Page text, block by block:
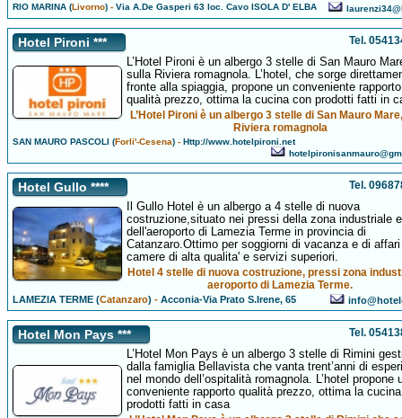
RIO MARINA (Livorno) -Via A.De Gasperi 63 loc. Cavo ISOLA D' ELBA
Hotel Pironi *** Tel.
L’Hotel Pironi è un albergo 3 stelle di San Mauro
sulla Riviera romagnola. L’hotel, che sorge
fronte alla spiaggia, propone un conveniente rapporto
qualità prezzo, ottima la cucina con prodotti fatti in
L’Hotel Pironi è un albergo 3 stelle di San Mauro
Riviera romagnola
SAN MAURO PASCOLI (Forli'-Cesena) -Http://www.hotelpironi.net
Hotel Gullo **** Tel.
Il Gullo Hotel è un albergo a 4 stelle di nuova
costruzione,situato nei pressi della zona industriale e
dell'aeroporto di Lamezia Terme in provincia di
Catanzaro.Ottimo per soggiorni di vacanza e di
camere di alta qualita' e servizi superiori.
Hotel 4 stelle di nuova costruzione, pressi zona
aeroporto di Lamezia Terme.
LAMEZIA TERME (Catanzaro) -Acconia-Via Prato S.Irene, 65
Hotel Mon Pays *** Tel.
L’Hotel Mon Pays è un albergo 3 stelle di Rimini
dalla famiglia Bellavista che vanta trent’anni di
nel mondo dell’ospitalità romagnola. L’hotel propone
conveniente rapporto qualità prezzo, ottima la
prodotti fatti in casa